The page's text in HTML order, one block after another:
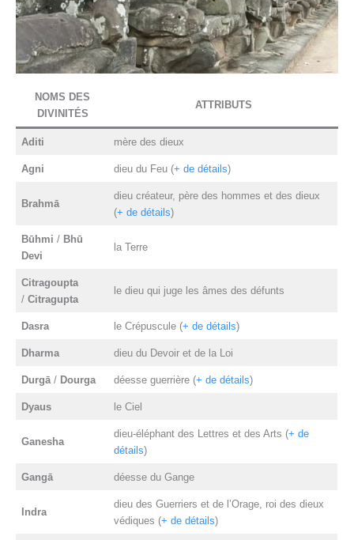
NOMS DES
DIVINITÉS
ATTRIBUTS
Aditi mère des dieux
Agni dieu du Feu (+ de détails)
Brahmā
dieu créateur, père des hommes et des dieux
(+ de détails)
Būhmi / Bhū
Devi
la Terre
Citragoupta
/Citragupta
le dieu qui juge les âmes des défunts
Dasra le Crépuscule (+ de détails)
Dharma dieu du Devoir et de la Loi
Durgā / Dourga déesse guerrière (+ de détails)
Dyaus le Ciel
Ganesha
dieu-éléphant des Lettres et des Arts (+ de
détails)
Gangā déesse du Gange
Indra
dieu des Guerriers et de l’Orage, roi des dieux
védiques (+ de détails)